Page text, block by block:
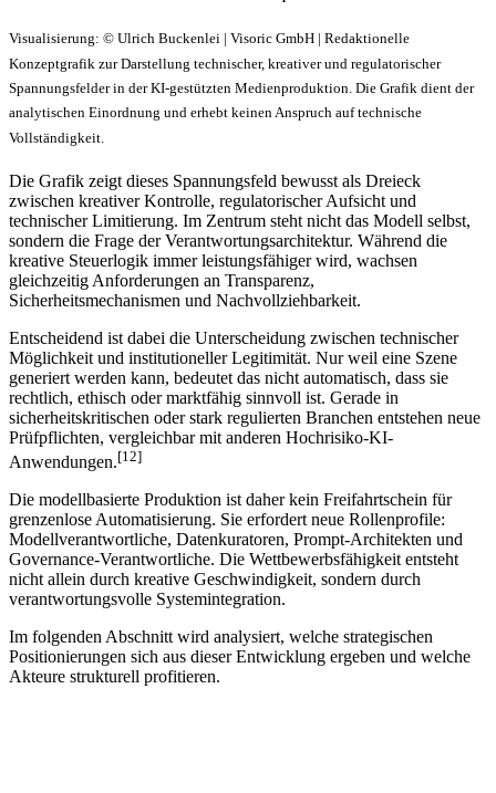
Visualisierung: © Ulrich Buckenlei | Visoric GmbH | Redaktionelle
Konzeptgrafik zur Darstellung technischer, kreativer und regulatorischer
Spannungsfelder in der KI-gestützten Medienproduktion. Die Grafik dient der
analytischen Einordnung und erhebt keinen Anspruch auf technische
Vollständigkeit.
Die Grafik zeigt dieses Spannungsfeld bewusst als Dreieck
zwischen kreativer Kontrolle, regulatorischer Aufsicht und
technischer Limitierung. Im Zentrum steht nicht das Modell selbst,
sondern die Frage der Verantwortungsarchitektur. Während die
kreative Steuerlogik immer leistungsfähiger wird, wachsen
gleichzeitig Anforderungen an Transparenz,
Sicherheitsmechanismen und Nachvollziehbarkeit.
Entscheidend ist dabei die Unterscheidung zwischen technischer
Möglichkeit und institutioneller Legitimität. Nur weil eine Szene
generiert werden kann, bedeutet das nicht automatisch, dass sie
rechtlich, ethisch oder marktfähig sinnvoll ist. Gerade in
sicherheitskritischen oder stark regulierten Branchen entstehen neue
Prüfpflichten, vergleichbar mit anderen Hochrisiko-KI-
Anwendungen.[12]
Die modellbasierte Produktion ist daher kein Freifahrtschein für
grenzenlose Automatisierung. Sie erfordert neue Rollenprofile:
Modellverantwortliche, Datenkuratoren, Prompt-Architekten und
Governance-Verantwortliche. Die Wettbewerbsfähigkeit entsteht
nicht allein durch kreative Geschwindigkeit, sondern durch
verantwortungsvolle Systemintegration.
Im folgenden Abschnitt wird analysiert, welche strategischen
Positionierungen sich aus dieser Entwicklung ergeben und welche
Akteure strukturell profitieren.